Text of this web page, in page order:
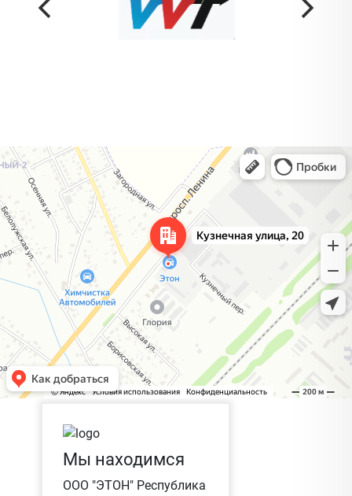
Жодино
Кузнечная улица, 20 — Яндекс Карты
Мы находимся
ООО "ЭТОН" Республика